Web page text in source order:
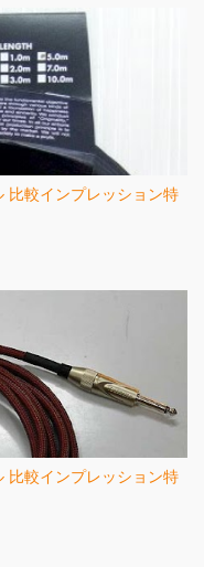
比較インプレッション特
比較インプレッション特